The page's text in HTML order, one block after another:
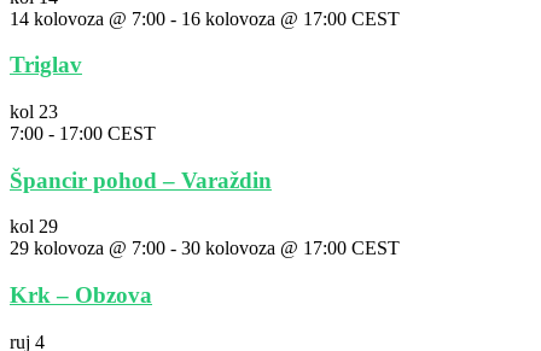
14 kolovoza @ 7:00 - 16 kolovoza @ 17:00 CEST
Triglav
kol 23
7:00 - 17:00 CEST
Špancir pohod – Varaždin
kol 29
29 kolovoza @ 7:00 - 30 kolovoza @ 17:00 CEST
Krk – Obzova
ruj 4